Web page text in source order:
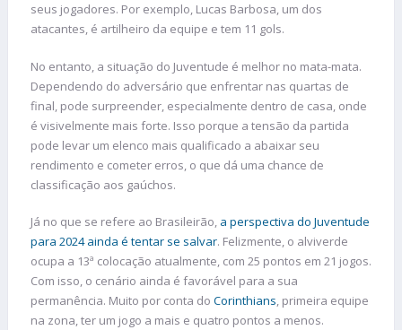
seus jogadores. Por exemplo, Lucas Barbosa, um dos
atacantes, é artilheiro da equipe e tem 11 gols.
No entanto, a situação do Juventude é melhor no mata-mata.
Dependendo do adversário que enfrentar nas quartas de
final, pode surpreender, especialmente dentro de casa, onde
é visivelmente mais forte. Isso porque a tensão da partida
pode levar um elenco mais qualificado a abaixar seu
rendimento e cometer erros, o que dá uma chance de
classificação aos gaúchos.
Já no que se refere ao Brasileirão, a perspectiva do Juventude
para 2024 ainda é tentar se salvar. Felizmente, o alviverde
ocupa a 13ª colocação atualmente, com 25 pontos em 21 jogos.
Com isso, o cenário ainda é favorável para a sua
permanência. Muito por conta do Corinthians, primeira equipe
na zona, ter um jogo a mais e quatro pontos a menos.